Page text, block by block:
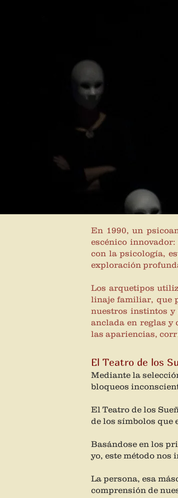
En 1990, un
escénico
con la psicología,
exploración
Los arquetipos
linaje familiar, que
nuestros instintos y
anclada en reglas y
las apariencias,
El Teatro de los
Mediante la
bloqueos
El Teatro de los
de los símbolos que
Basándose en los
yo, este método
La persona, esa
comprensión de